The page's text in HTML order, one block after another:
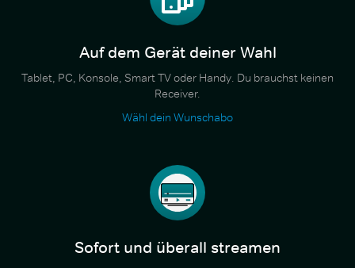
Auf dem Gerät deiner Wahl
Tablet, PC, Konsole, Smart TV oder Handy. Du brauchst keinen
Receiver.
Wähl dein Wunschabo
Sofort und überall streamen